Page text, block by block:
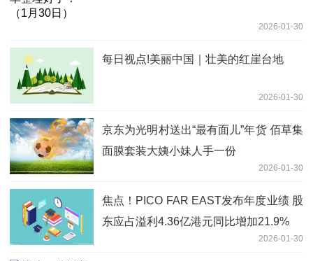
2026-01-30
每日视点!美丽中国｜壮美的红崖台地
2026-01-30
京东为光明村送出“最有面儿”年货 佰草集
面膜套装大姨小妹人手一份
2026-01-30
焦点！PICO FAR EAST发布年度业绩 股
东应占溢利4.36亿港元同比增加21.9%
2026-01-30